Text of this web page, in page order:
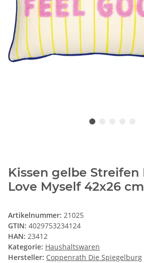
Kissen gelbe Streifen
Love Myself 42x26 cm
Artikelnummer: 21025
GTIN: 4029753234124
HAN: 23412
Kategorie: Haushaltswaren
Hersteller: Coppenrath Die Spiegelburg